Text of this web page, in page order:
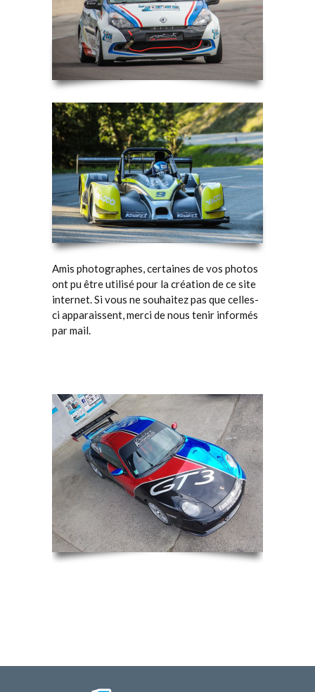
Amis photographes, certaines de vos photos
ont pu être utilisé pour la création de ce site
internet. Si vous ne souhaitez pas que celles-
ci apparaissent, merci de nous tenir informés
par mail.